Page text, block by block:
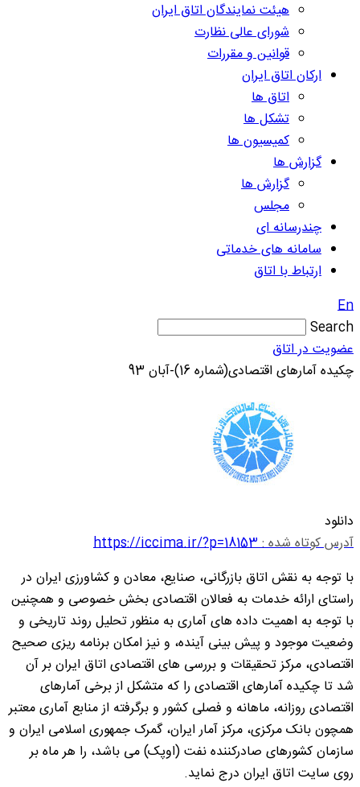
هیئت نمایندگان اتاق ایران
شورای عالی نظارت
قوانین و مقررات
ارکان اتاق ایران
اتاق ها
تشکل ها
کمیسیون ها
گزارش ها
گزارش ها
مجلس
چندرسانه ای
سامانه های خدماتی
ارتباط با اتاق
En
Search
عضویت در اتاق
چکیده آمارهای اقتصادی(شماره 16)-آبان 93
دانلود
آدرس کوتاه شده :https://iccima.ir/?p=18153
با توجه به نقش اتاق بازرگانی، صنایع، معادن و کشاورزی ایران در
راستای ارائه خدمات به فعالان اقتصادی بخش خصوصی و همچنین
با توجه به اهمیت داده های آماری به منظور تحلیل روند تاریخی و
وضعیت موجود و پیش بینی آینده، و نیز امکان برنامه ریزی صحیح
اقتصادی، مرکز تحقیقات و بررسی های اقتصادی اتاق ایران بر آن
شد تا چکیده آمارهای اقتصادی را که متشکل از برخی آمارهای
اقتصادی روزانه، ماهانه و فصلی کشور و برگرفته از منابع آماری معتبر
همچون بانک مرکزی، مرکز آمار ایران، گمرک جمهوری اسلامی ایران و
سازمان کشورهای صادرکننده نفت (اوپک) می باشد، را هر ماه بر
روی سایت اتاق ایران درج نماید.